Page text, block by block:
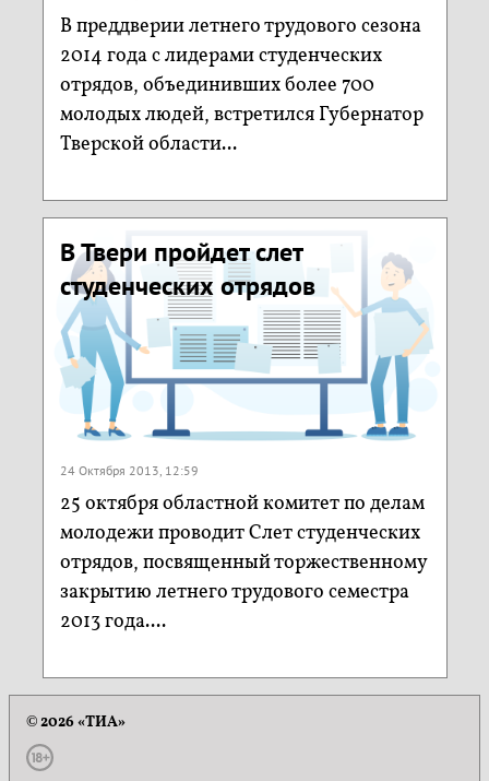
В преддверии летнего трудового сезона
2014 года с лидерами студенческих
отрядов, объединивших более 700
молодых людей, встретился Губернатор
Тверской области...
В Твери пройдет слет
студенческих отрядов
24 Октября 2013, 12:59
25 октября областной комитет по делам
молодежи проводит Слет студенческих
отрядов, посвященный торжественному
закрытию летнего трудового семестра
2013 года....
© 2026 «ТИА»